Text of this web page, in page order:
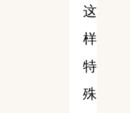
这
样
特
殊